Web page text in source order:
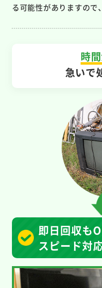
る可能性がありますので
時
急いで
即日回収も
スピード対